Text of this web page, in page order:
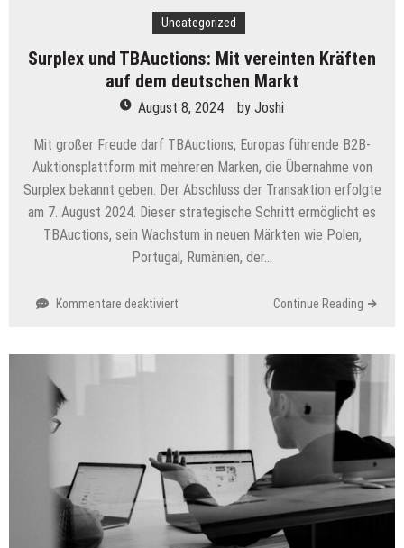
für
Veranstaltungen
kaufen?
Uncategorized
Surplex und TBAuctions: Mit vereinten Kräften
auf dem deutschen Markt
August 8, 2024 by Joshi
Mit großer Freude darf TBAuctions, Europas führende B2B-
Auktionsplattform mit mehreren Marken, die Übernahme von
Surplex bekannt geben. Der Abschluss der Transaktion erfolgte
am 7. August 2024. Dieser strategische Schritt ermöglicht es
TBAuctions, sein Wachstum in neuen Märkten wie Polen,
Portugal, Rumänien, der…
Kommentare deaktiviert
dem
deutschen
Markt
Continue Reading